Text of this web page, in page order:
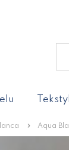
» Aqua